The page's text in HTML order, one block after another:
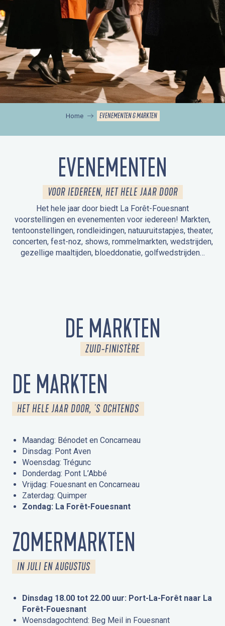
Home EVENEMENTEN & MARKTEN
EVENEMENTEN
VOOR IEDEREEN, HET HELE JAAR DOOR
Het hele jaar door biedt La Forêt-Fouesnant
voorstellingen en evenementen voor iedereen! Markten,
tentoonstellingen, rondleidingen, natuuruitstapjes, theater,
concerten, fest-noz, shows, rommelmarkten, wedstrijden,
gezellige maaltijden, bloeddonatie, golfwedstrijden…
DE MARKTEN
ZUID-FINISTÈRE
DE MARKTEN
HET HELE JAAR DOOR, 'S OCHTENDS
Maandag: Bénodet en Concarneau
Dinsdag: Pont Aven
Woensdag: Trégunc
Donderdag: Pont L’Abbé
Vrijdag: Fouesnant en Concarneau
Zaterdag: Quimper
Zondag: La Forêt-Fouesnant
ZOMERMARKTEN
IN JULI EN AUGUSTUS
Dinsdag 18.00 tot 22.00 uur: Port-La-Forêt naar La
Forêt-Fouesnant
Woensdagochtend: Beg Meil in Fouesnant